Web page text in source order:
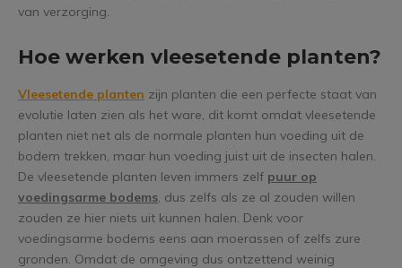
van verzorging.
Hoe werken vleesetende planten?
Vleesetende planten zijn planten die een perfecte staat van
evolutie laten zien als het ware, dit komt omdat vleesetende
planten niet net als de normale planten hun voeding uit de
bodem trekken, maar hun voeding juist uit de insecten halen.
De vleesetende planten leven immers zelf puur op
voedingsarme bodems, dus zelfs als ze al zouden willen
zouden ze hier niets uit kunnen halen. Denk voor
voedingsarme bodems eens aan moerassen of zelfs zure
gronden. Omdat de omgeving dus ontzettend weinig